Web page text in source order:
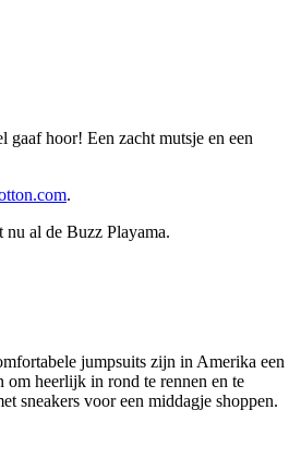
hoor! Een zacht mutsje en een
.
al de Buzz Playama.
jumpsuits zijn in Amerika een
heerlijk in rond te rennen en te
sneakers voor een middagje shoppen.